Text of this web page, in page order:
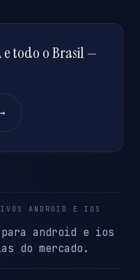
e todo o Brasil —
→
ANDROID E IOS
para android e ios
do mercado.